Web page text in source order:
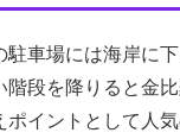
駐車場には海岸に
階段を降りると金
ポイントとして人